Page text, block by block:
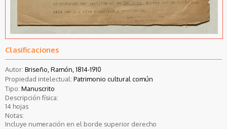
Clasificaciones
Autor: Briseño, Ramón, 1814-1910
Propiedad intelectual: Patrimonio cultural común
Tipo: Manuscrito
Descripción física:
14 hojas
Notas:
Incluye numeración en el borde superior derecho